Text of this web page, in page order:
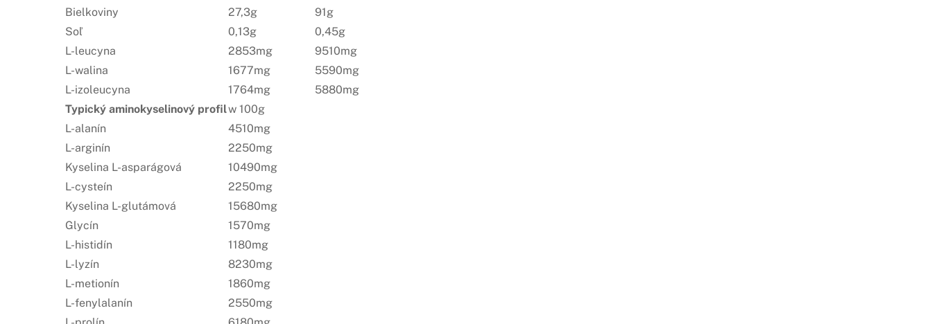
Bielkoviny
27,3g
91g
Soľ
0,13g
0,45g
L-leucyna
2853mg
9510mg
L-walina
1677mg
5590mg
L-izoleucyna
1764mg
5880mg
Typický aminokyselinový profilw 100g
L-alanín
4510mg
L-arginín
2250mg
Kyselina L-asparágová
10490mg
L-cysteín
2250mg
Kyselina L-glutámová
15680mg
Glycín
1570mg
L-histidín
1180mg
L-lyzín
8230mg
L-metionín
1860mg
L-fenylalanín
2550mg